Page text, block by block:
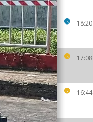
18:20
17:08
16:44